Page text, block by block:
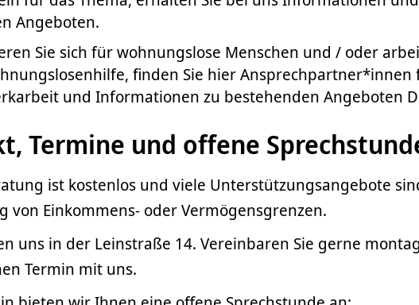
Angeboten.
Sie sich für wohnungslose Menschen und / oder
finden Sie hier Ansprechpartner*innen
und Informationen zu bestehenden Angeboten
Termine und offene
ist kostenlos und viele Unterstützungsangebote
von Einkommens- oder Vermögensgrenzen.
uns in der Leinstraße 14. Vereinbaren Sie gerne
Termin mit uns.